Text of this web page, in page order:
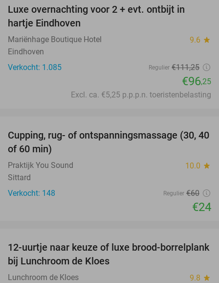
Luxe overnachting voor 2 + evt. ontbijt in
hartje Eindhoven
Mariënhage Boutique Hotel 9.6 star
Eindhoven
Verkocht: 1.085
Regulier €111,25
€96,25
Excl. ca. €5,25 p.p.p.n. toeristenbelasting
60%
Cupping, rug- of ontspanningsmassage (30, 40
of 60 min)
Praktijk You Sound 10.0 star
Sittard
Verkocht: 148
Regulier €60
€24
21%
12-uurtje naar keuze of luxe brood-borrelplank
bij Lunchroom de Kloes
Lunchroom de Kloes 9.8 star